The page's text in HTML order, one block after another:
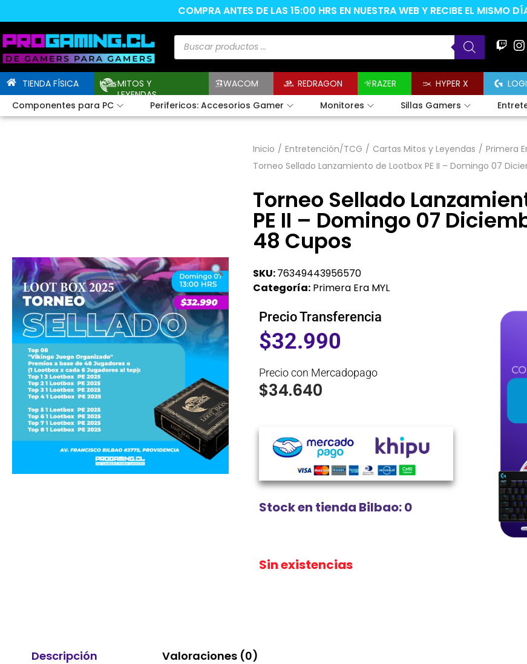
COMPRA ANTES DE LAS 15:00 HRS EN NUESTRA WEB Y RECIBE EL MISMO
TIENDA FÍSICA
MITOS Y
LEYENDAS
WACOM REDRAGON RAZER HYPER X
Componentes para PC
Perifericos: Accesorios Gamer Monitores Sillas Gamers
Inicio / Entretención/TCG / Cartas Mitos y Leyendas / Primera
Torneo Sellado Lanzamiento de Lootbox PE II – Domingo 07
Torneo Sellado
PE II – Domingo 07
48 Cupos
SKU:76349443956570
Categoría: Primera Era MYL
Precio Transferencia
$32.990
Precio con Mercadopago
$34.640
Stock en tienda Bilbao: 0
Sin existencias
Descripción Valoraciones (0)